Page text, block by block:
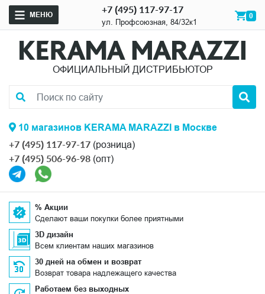
МЕНЮ +7 (495) 117-97-17
ул. Профсоюзная, 84/32к1
0
ОФИЦИАЛЬНЫЙ ДИСТРИБЬЮТОР
10 магазинов KERAMA MARAZZI в Москве
+7 (495) 117-97-17 (розница)
+7 (495) 506-96-98 (опт)
% Акции
Сделают ваши покупки более приятными
3D дизайн
Всем клиентам наших магазинов
30 дней на обмен и возврат
Возврат товара надлежащего качества
Работаем без выходных